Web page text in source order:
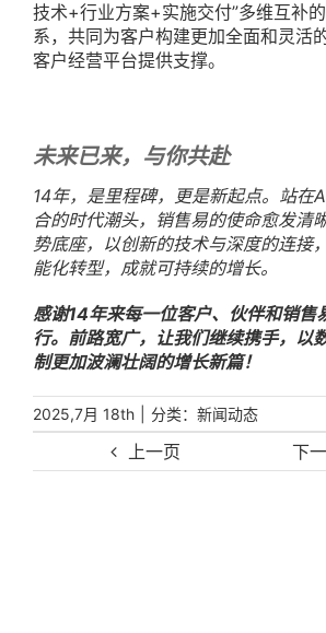
上一页 下
技术+行业方案+实施交付”多维互补
系，共同为客户构建更加全面和灵活
客户经营平台提供支撑。
未来已来，与你共赴
14年，是里程碑，更是新起点。站在
合的时代潮头，销售易的使命愈发清
势底座，以创新的技术与深度的连接
能化转型，成就可持续的增长。
感谢14年来每一位客户、伙伴和销售
行。前路宽广，让我们继续携手，以
制更加波澜壮阔的增长新篇！
2025,7月 18th 分类： 新闻动态